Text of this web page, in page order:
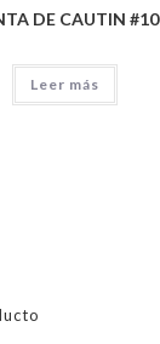
DE CAUTIN #10
Leer más